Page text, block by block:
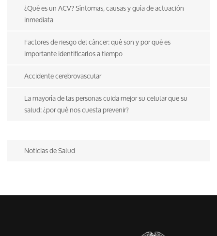
¿Qué es un ACV? Síntomas, causas y guía de actuación
inmediata
Factores de riesgo del cáncer: qué son y por qué es
importante identificarlos a tiempo
Accidente cerebrovascular
La mayoría de las personas cuida mejor su celular que su
salud: ¿por qué nos cuesta prevenir?
Noticias de Salud